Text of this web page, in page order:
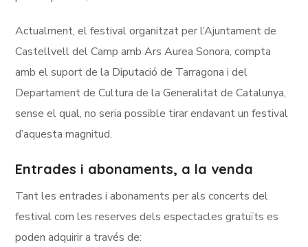
Actualment, el festival organitzat per l’Ajuntament de
Castellvell del Camp amb Ars Aurea Sonora, compta
amb el suport de la Diputació de Tarragona i del
Departament de Cultura de la Generalitat de Catalunya,
sense el qual, no seria possible tirar endavant un festival
d’aquesta magnitud.
Entrades i abonaments, a la venda
Tant les entrades i abonaments per als concerts del
festival com les reserves dels espectacles gratuïts es
poden adquirir a través de: